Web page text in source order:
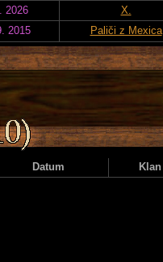
2026
X.
2015 Paliči z Mexica
Datum Klan